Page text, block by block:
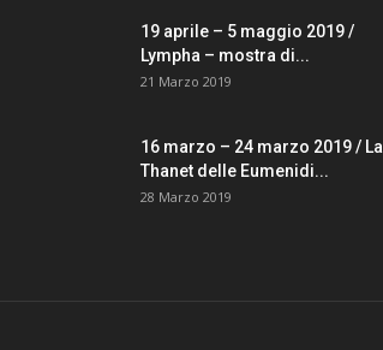
19 aprile – 5 maggio 2019 /
Lympha – mostra di...
21 Marzo 2019
16 marzo – 24 marzo 2019 / La
Thanet delle Eumenidi...
28 Marzo 2019